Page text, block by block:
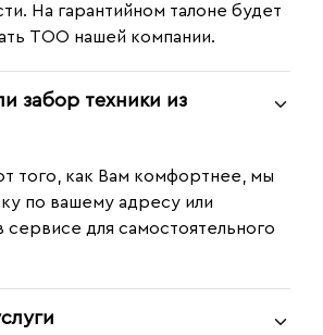
На гарантийном талоне будет
ТОО нашей компании.
забор техники из
того, как Вам комфортнее, мы
по вашему адресу или
для самостоятельного